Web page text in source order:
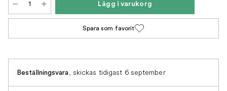
Lägg i varukorg
Spara som favorit
Beställningsvara, skickas tidigast 6 september